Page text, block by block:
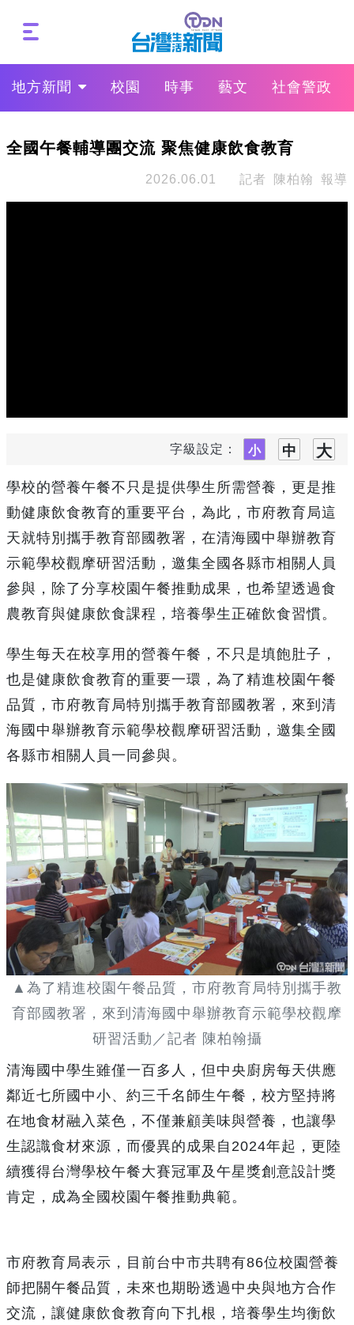
地方新聞 校園 時事 藝文 社會警政
全國午餐輔導團交流 聚焦健康飲食教育
2026.06.01 記者 陳柏翰 報導
字級設定：
學校的營養午餐不只是提供學生所需營養，更是推
動健康飲食教育的重要平台，為此，市府教育局這
天就特別攜手教育部國教署，在清海國中舉辦教育
示範學校觀摩研習活動，邀集全國各縣市相關人員
參與，除了分享校園午餐推動成果，也希望透過食
農教育與健康飲食課程，培養學生正確飲食習慣。
學生每天在校享用的營養午餐，不只是填飽肚子，
也是健康飲食教育的重要一環，為了精進校園午餐
品質，市府教育局特別攜手教育部國教署，來到清
海國中舉辦教育示範學校觀摩研習活動，邀集全國
各縣市相關人員一同參與。
▲為了精進校園午餐品質，市府教育局特別攜手教
育部國教署，來到清海國中舉辦教育示範學校觀摩
研習活動／記者 陳柏翰攝
清海國中學生雖僅一百多人，但中央廚房每天供應
鄰近七所國中小、約三千名師生午餐，校方堅持將
在地食材融入菜色，不僅兼顧美味與營養，也讓學
生認識食材來源，而優異的成果自2024年起，更陸
續獲得台灣學校午餐大賽冠軍及午星獎創意設計獎
肯定，成為全國校園午餐推動典範。
市府教育局表示，目前台中市共聘有86位校園營養
師把關午餐品質，未來也期盼透過中央與地方合作
交流，讓健康飲食教育向下扎根，培養學生均衡飲